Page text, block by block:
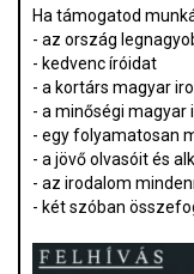
Ha támogatod
- az ország
- kedvenc íróidat
- a kortárs magyar
- a minőségi magyar
- egy folyamatosan
- a jövő olvasóit és
- az irodalom
- két szóban